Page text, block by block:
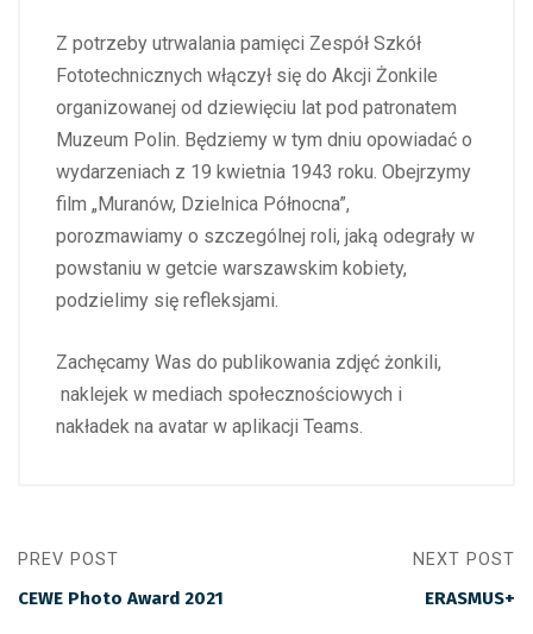
Z potrzeby utrwalania pamięci Zespół Szkół
Fototechnicznych włączył się do Akcji Żonkile
organizowanej od dziewięciu lat pod patronatem
Muzeum Polin. Będziemy w tym dniu opowiadać o
wydarzeniach z 19 kwietnia 1943 roku. Obejrzymy
film „Muranów, Dzielnica Północna”,
porozmawiamy o szczególnej roli, jaką odegrały w
powstaniu w getcie warszawskim kobiety,
podzielimy się refleksjami.
Zachęcamy Was do publikowania zdjęć żonkili,
naklejek w mediach społecznościowych i
nakładek na avatar w aplikacji Teams.
PREV POST
CEWE Photo Award 2021
NEXT POST
ERASMUS+